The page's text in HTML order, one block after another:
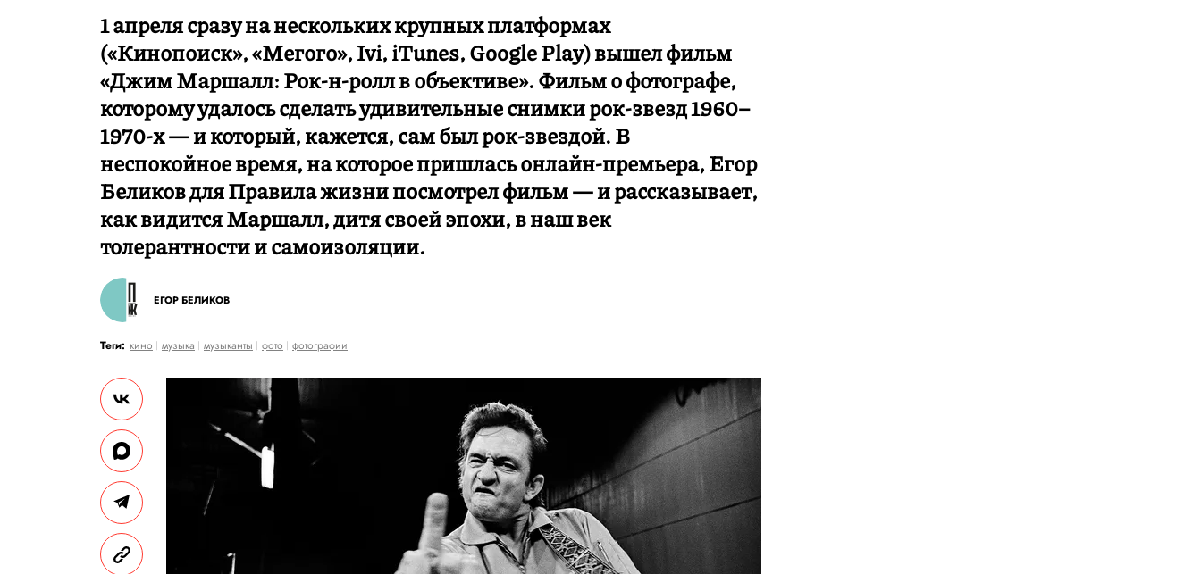
1 апреля сразу на нескольких крупных платформах
(«Кинопоиск», «Мегого», Ivi, iTunes, Google Play) вышел фильм
«Джим Маршалл: Рок-н-ролл в объективе». Фильм о фотографе,
которому удалось сделать удивительные снимки рок-звезд 1960–
1970-х — и который, кажется, сам был рок-звездой. В
неспокойное время, на которое пришлась онлайн-премьера, Егор
Беликов для Правила жизни посмотрел фильм — и рассказывает,
как видится Маршалл, дитя своей эпохи, в наш век
толерантности и самоизоляции.
ЕГОР БЕЛИКОВ
Теги: кино музыка музыканты фото фотографии